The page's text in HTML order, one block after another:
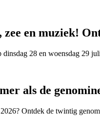
en muziek!
dinsdag 28 en woensdag 29
als de
Ontdek de twintig